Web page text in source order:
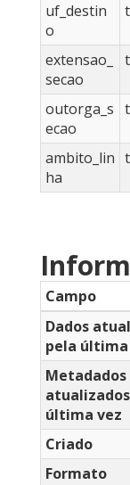
uf_destin
o
extensao_
secao
outorga_s
ecao
ambito_lin
ha
Campo
Dados
pela última
Metadados
última vez
Criado
Formato